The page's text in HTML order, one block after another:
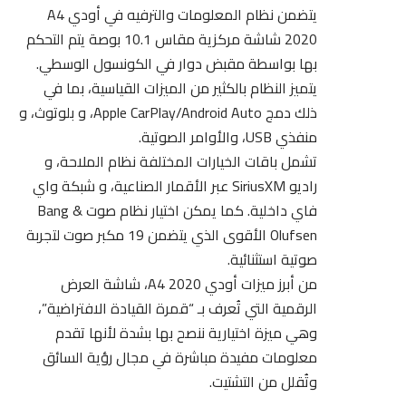
يتضمن نظام المعلومات والترفيه في أودي A4
2020 شاشة مركزية مقاس 10.1 بوصة يتم التحكم
بها بواسطة مقبض دوار في الكونسول الوسطي.
يتميز النظام بالكثير من الميزات القياسية، بما في
ذلك دمج Apple CarPlay/Android Auto، و بلوتوث، و
منفذي USB، والأوامر الصوتية.
تشمل باقات الخيارات المختلفة نظام الملاحة، و
راديو SiriusXM عبر الأقمار الصناعية، و شبكة واي
فاي داخلية. كما يمكن اختيار نظام صوت Bang &
Olufsen الأقوى الذي يتضمن 19 مكبر صوت لتجربة
صوتية استثنائية.
من أبرز ميزات أودي A4 2020، شاشة العرض
الرقمية التي تُعرف بـ “قمرة القيادة الافتراضية”،
وهي ميزة اختيارية ننصح بها بشدة لأنها تقدم
معلومات مفيدة مباشرة في مجال رؤية السائق
وتُقلل من التشتيت.